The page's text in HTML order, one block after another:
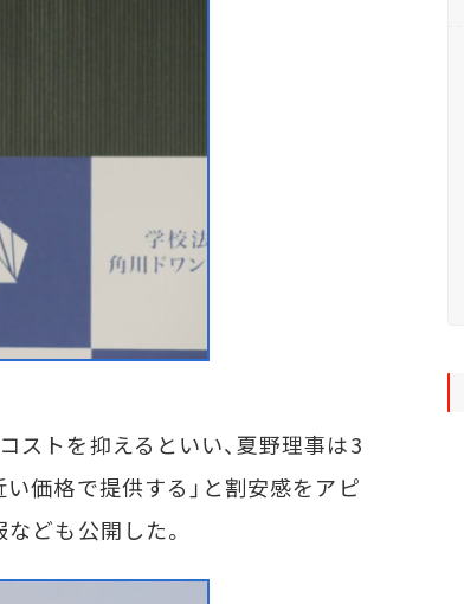
トを抑えるといい、夏野理事は3
価格で提供する」と割安感をアピ
ども公開した。